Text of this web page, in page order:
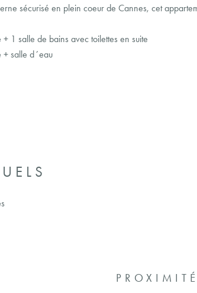
sécurisé en plein coeur de Cannes, cet
1 salle de bains avec toilettes en suite
+ salle d´eau